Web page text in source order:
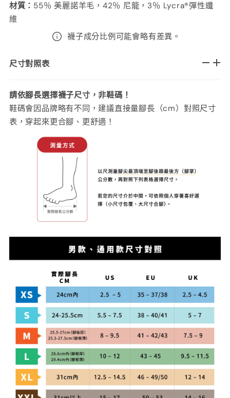
材質 ： 55％ 美麗諾羊毛，42％ 尼龍，3％ Lycra®彈性纖
維
襪子成分比例可能會略有差異。
尺寸對照表
請依腳長選擇襪子尺寸，非鞋碼！
鞋碼會因品牌略有不同，建議直接量腳長（cm）對照尺寸
表，穿起來更合腳、更舒適！